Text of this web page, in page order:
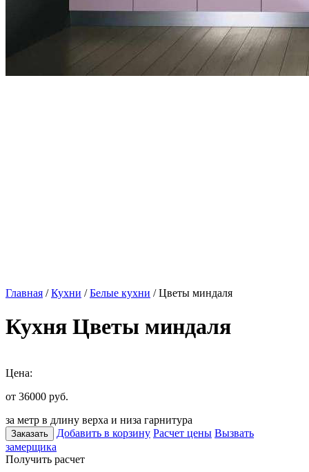
Главная /Кухни /Белые кухни / Цветы миндаля
Кухня Цветы миндаля
Цена:
от 36000 руб.
за метр в длину верха и низа гарнитура
Заказать Добавить в корзину Расчет цены Вызвать
замерщика
Получить расчет